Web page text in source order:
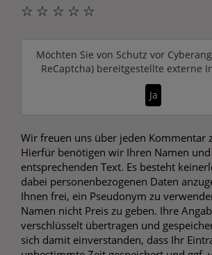
☆
☆
☆
☆
☆
Möchten Sie von Schutz vor
ReCaptcha)bereitgestellte externe
Ja
Wir freuen uns über jeden Kommentar
Hierfür benötigen wir Ihren Namen
entsprechenden Text. Es besteht
dabei personenbezogenen Daten
Ihnen frei, ein Pseudonym zu
Namen nicht Preis zu geben. Ihre
verschlüsselt übertragen und
sich damit einverstanden, dass Ihr